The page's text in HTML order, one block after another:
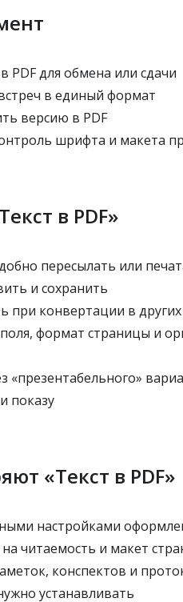
PDF для обмена или сдачи
в единый формат
версию в PDF
шрифта и макета
в PDF»
пересылать или
и сохранить
при конвертации в
формат страницы и
«презентабельного»
показу
«Текст в PDF»
настройками
читаемость и макет
конспектов и
устанавливать